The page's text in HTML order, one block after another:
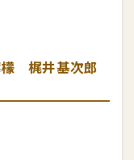
檬 梶井基次郎